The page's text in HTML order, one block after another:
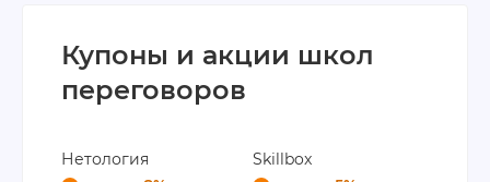
Купоны и акции школ
переговоров
Нетология Skillbox